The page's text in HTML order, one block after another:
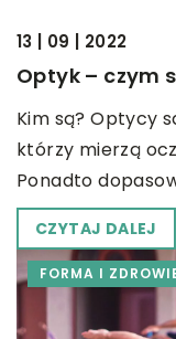
13 | 09 | 2022
Optyk – czym
Kim są? Optycy
którzy mierzą
Ponadto
CZYTAJ DALEJ
FORMA I